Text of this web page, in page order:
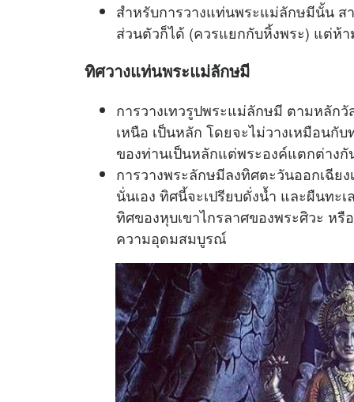
สำหรับการวางแท่นพระแม่ลักษมีนั้น ส
ส่วนตัวก็ได้ (ควรแยกกับหิ้งพระ) แต่ห้
ทิศวางแท่นพระแม่ลักษมี
การวางเทวรูปพระแม่ลักษมี​ ตามหลัก
เหนือ​ เป็นหลัก​ โดยจะไม่วางเหมือนกั
ของท่านเป็นหลักแต่พระองค์แตกต่างกั
การวางพระลักษมีลงทิศตะวันออกเฉี
นั่นเอง​ ทิศนี้จะเปรียบดั่งน้ำ และผืนทะ
ทิศของหุบเขาไกรลาศ​ของพระศิวะ​ ห
ความอุดมสมบูรณ์​